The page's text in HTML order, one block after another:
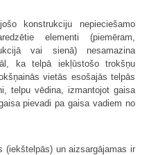
konstrukciju nepieciešamo
elementi (piemēram,
vai sienā) nesamazina
ka telpā iekļūstošo trokšņu
vietās esošajās telpās
telpu vēdina, izmantojot gaisa
pievadi pa gaisa vadiem no
(iekštelpās) un aizsargājamas ir